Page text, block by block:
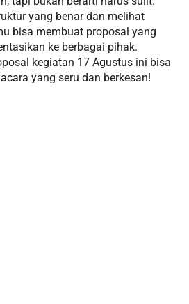
yang benar dan melihat
bisa membuat proposal yang
ke berbagai pihak.
kegiatan 17 Agustus ini bisa
yang seru dan berkesan!